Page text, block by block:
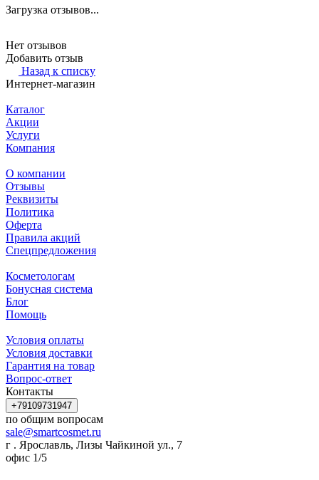
Загрузка отзывов...
Нет отзывов
Добавить отзыв
Назад к списку
Интернет-магазин
Каталог
Акции
Услуги
Компания
О компании
Отзывы
Реквизиты
Политика
Оферта
Правила акций
Спецпредложения
Косметологам
Бонусная система
Блог
Помощь
Условия оплаты
Условия доставки
Гарантия на товар
Вопрос-ответ
Контакты
+79109731947
по общим вопросам
sale@smartcosmet.ru
г . Ярославль, Лизы Чайкиной ул., 7
офис 1/5